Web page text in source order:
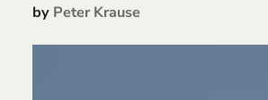
by Peter Krause